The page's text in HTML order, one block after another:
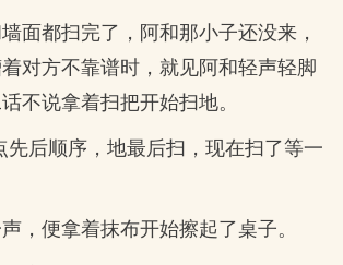
面都扫完了，阿和那小子还没来，
对方不靠谱时，就见阿和轻声轻脚
不说拿着扫把开始扫地。
先后顺序，地最后扫，现在扫了等一
，便拿着抹布开始擦起了桌子。